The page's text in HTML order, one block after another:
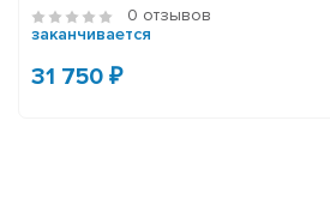
0 отзывов
заканчивается
31 750 ₽